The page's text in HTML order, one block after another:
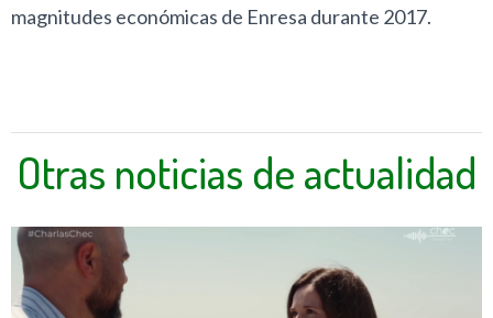
magnitudes económicas de Enresa durante 2017.
Otras noticias de actualidad